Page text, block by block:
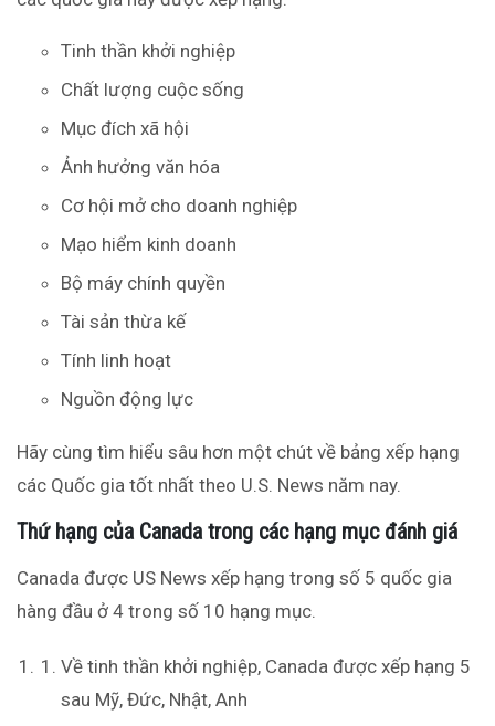
Tinh thần khởi nghiệp
Chất lượng cuộc sống
Mục đích xã hội
Ảnh hưởng văn hóa
Cơ hội mở cho doanh nghiệp
Mạo hiểm kinh doanh
Bộ máy chính quyền
Tài sản thừa kế
Tính linh hoạt
Nguồn động lực
Hãy cùng tìm hiểu sâu hơn một chút về bảng xếp hạng
các Quốc gia tốt nhất theo U.S. News năm nay.
Thứ hạng của Canada trong các hạng mục đánh giá
Canada được US News xếp hạng trong số 5 quốc gia
hàng đầu ở 4 trong số 10 hạng mục.
Về tinh thần khởi nghiệp, Canada được xếp hạng 5
sau Mỹ, Đức, Nhật, Anh